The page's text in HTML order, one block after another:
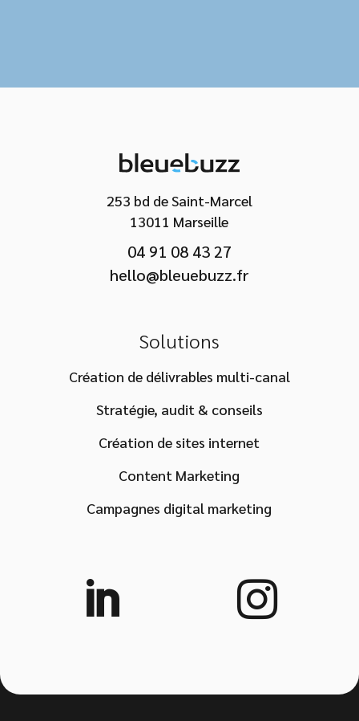
253 bd de Saint-Marcel
13011 Marseille
04 91 08 43 27
hello@bleuebuzz.fr
Solutions
Création de délivrables multi-canal
Stratégie, audit & conseils
Création de sites internet
Content Marketing
Campagnes digital marketing
 